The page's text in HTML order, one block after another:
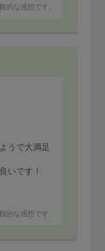
的な感想です。
うで大満足
いです！
的な感想です。